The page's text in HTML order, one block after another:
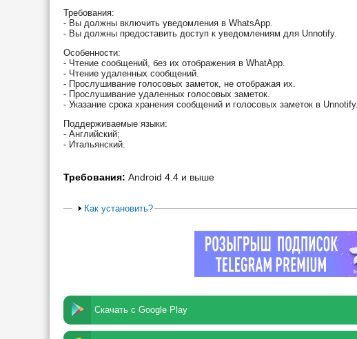
Требования:
- Вы должны включить уведомления в WhatsApp.
- Вы должны предоставить доступ к уведомлениям для Unnotify.
Особенности:
- Чтение сообщений, без их отображения в WhatApp.
- Чтение удаленных сообщений.
- Прослушивание голосовых заметок, не отображая их.
- Прослушивание удаленных голосовых заметок.
- Указание срока хранения сообщений и голосовых заметок в Unnotify.
Поддерживаемые языки:
- Английский;
- Итальянский.
Требования: Android 4.4 и выше
Как установить?
Скачать с Google Play